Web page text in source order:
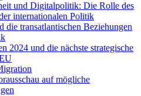
und Digitalpolitik: Die Rolle des
internationalen Politik
die transatlantischen Beziehungen
2024 und die nächste strategische
auf mögliche